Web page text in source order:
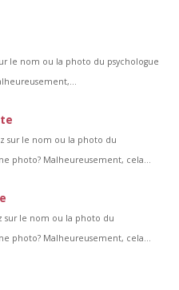
le nom ou la photo du psychologue
sur le nom ou la photo du
photo? Malheureusement, cela...
sur le nom ou la photo du
photo? Malheureusement, cela...